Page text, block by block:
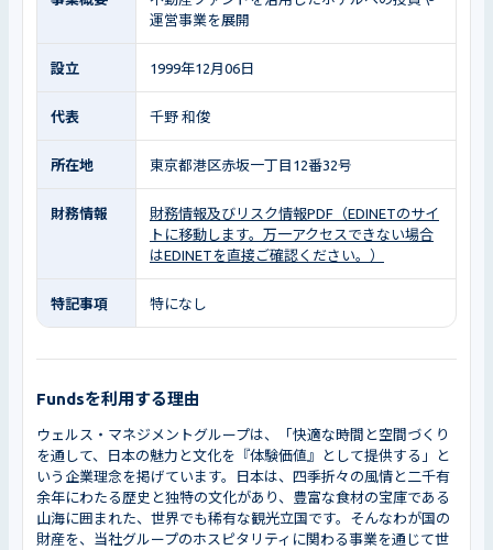
運営事業を展開
設立 1999年12月06日
代表 千野 和俊
所在地 東京都港区赤坂一丁目12番32号
財務情報
財務情報及びリスク情報PDF（EDINETのサイ
トに移動します。万一アクセスできない場合
はEDINETを直接ご確認ください。）
特記事項 特になし
Fundsを利用する理由
ウェルス・マネジメントグループは、「快適な時間と空間づくり
を通して、日本の魅力と文化を『体験価値』として提供する」と
いう企業理念を掲げています。日本は、四季折々の風情と二千有
余年にわたる歴史と独特の文化があり、豊富な食材の宝庫である
山海に囲まれた、世界でも稀有な観光立国です。そんなわが国の
財産を、当社グループのホスピタリティに関わる事業を通じて世